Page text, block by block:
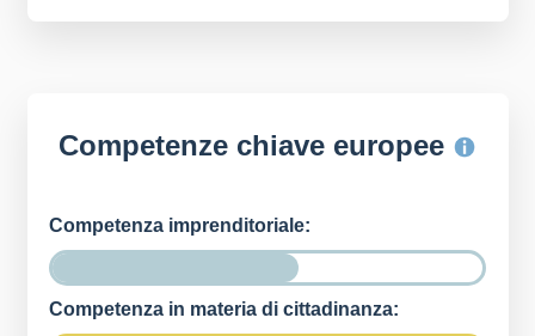
Competenze chiave europee
Competenza imprenditoriale:
Competenza in materia di cittadinanza: